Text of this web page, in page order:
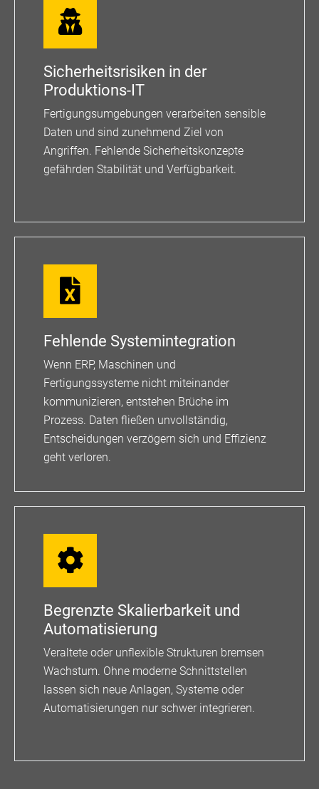
Sicherheitsrisiken in der
Produktions-IT
Fertigungsumgebungen verarbeiten sensible
Daten und sind zunehmend Ziel von
Angriffen. Fehlende Sicherheitskonzepte
gefährden Stabilität und Verfügbarkeit.
Fehlende Systemintegration
Wenn ERP, Maschinen und
Fertigungssysteme nicht miteinander
kommunizieren, entstehen Brüche im
Prozess. Daten fließen unvollständig,
Entscheidungen verzögern sich und Effizienz
geht verloren.
Begrenzte Skalierbarkeit und
Automatisierung
Veraltete oder unflexible Strukturen bremsen
Wachstum. Ohne moderne Schnittstellen
lassen sich neue Anlagen, Systeme oder
Automatisierungen nur schwer integrieren.